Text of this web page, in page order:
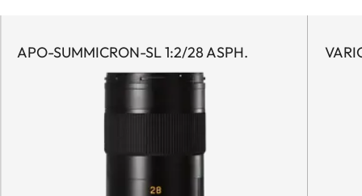
APO-SUMMICRON-SL 1:2/28 ASPH.